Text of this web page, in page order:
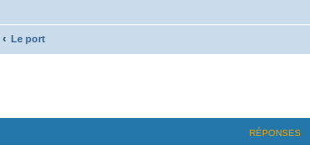
Le port
RÉPONSES